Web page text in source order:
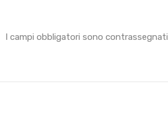
I campi obbligatori sono contrassegnati